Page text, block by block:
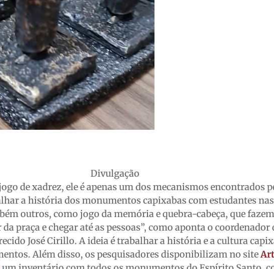
Divulgação
de xadrez, ele é apenas um dos mecanismos encontrados
a história dos monumentos capixabas com estudantes nas
outros, como jogo da memória e quebra-cabeça, que
praça e chegar até as pessoas”, como aponta o coordenador
José Cirillo. A ideia é trabalhar a história e a cultura
Além disso, os pesquisadores disponibilizam no site